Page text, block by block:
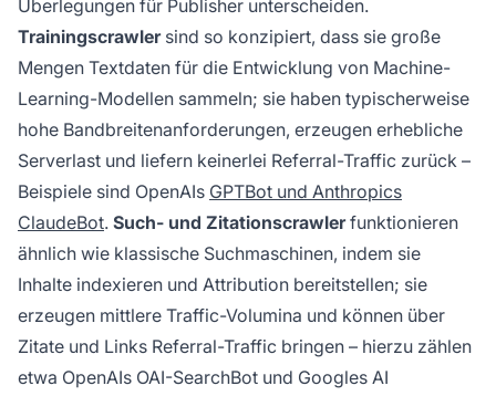
Überlegungen für Publisher unterscheiden.
Trainingscrawlersind so konzipiert, dass sie große
Mengen Textdaten für die Entwicklung von Machine-
Learning-Modellen sammeln; sie haben typischerweise
hohe Bandbreitenanforderungen, erzeugen erhebliche
Serverlast und liefern keinerlei Referral-Traffic zurück –
Beispiele sind OpenAIs GPTBot und Anthropics
ClaudeBot. Such- und Zitationscrawlerfunktionieren
ähnlich wie klassische Suchmaschinen, indem sie
Inhalte indexieren und Attribution bereitstellen; sie
erzeugen mittlere Traffic-Volumina und können über
Zitate und Links Referral-Traffic bringen – hierzu zählen
etwa OpenAIs OAI-SearchBot und Googles AI